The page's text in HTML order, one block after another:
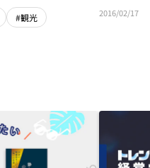
#観光 2016/02/17